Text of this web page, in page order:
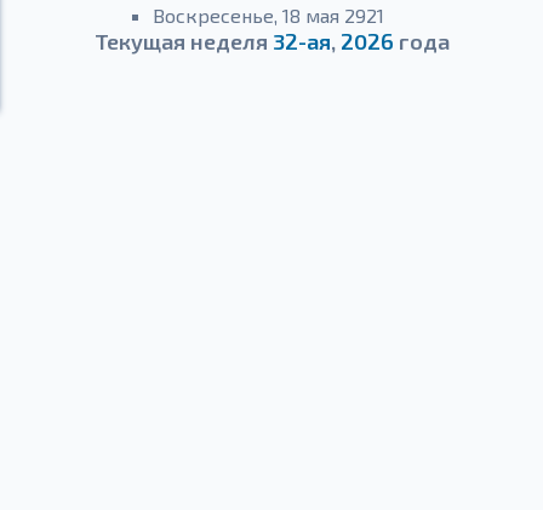
Воскресенье, 18 мая 2921
Текущая неделя 32-ая, 2026 года